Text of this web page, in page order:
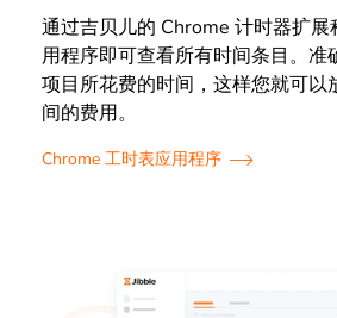
通过吉贝儿的 Chrome 计时器扩
用程序即可查看所有时间条目。准
项目所花费的时间，这样您就可以
间的费用。
Chrome 工时表应用程序